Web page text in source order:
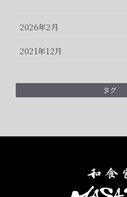
2026年2月
2021年12月
タグ